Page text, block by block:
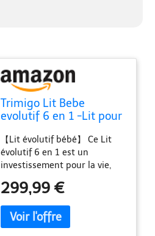
Trimigo Lit Bebe
evolutif 6 en 1 -Lit pour
et Parc,Ardoise,Lit à
barreaux，Bureau,en
Hêtre Massif Naturel,Lit
Bébé (Bois)
【Lit évolutif bébé】 Ce Lit
évolutif 6 en 1 est un
investissement pour la vie,
exceptionnellement longue.
Convertible en Lit cododo, Lit
enfant, Berceau bébé, Bureau
pour enfants, Canapé-lit
299,99 €